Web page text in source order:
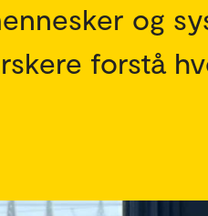
og
forstå